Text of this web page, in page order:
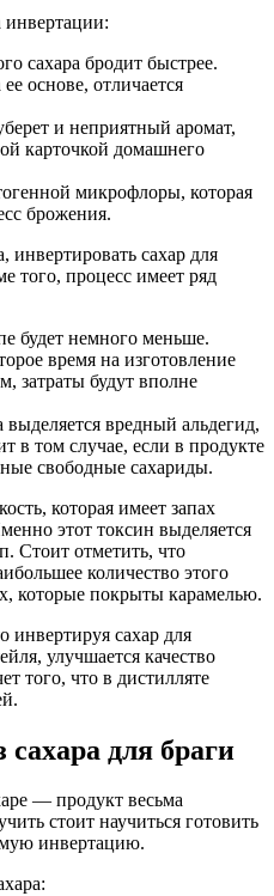
сахара бродит быстрее.
основе, отличается
и неприятный аромат,
карточкой домашнего
микрофлоры, которая
брожения.
инвертировать сахар для
того, процесс имеет ряд
будет немного меньше.
время на изготовление
затраты будут вполне
вредный альдегид,
в том случае, если в продукте
свободные сахариды.
которая имеет запах
этот токсин выделяется
Стоит отметить, что
количество этого
которые покрыты карамелью.
инвертируя сахар для
улучшается качество
того, что в дистилляте
для браги
— продукт весьма
стоит научиться готовить
инвертацию.